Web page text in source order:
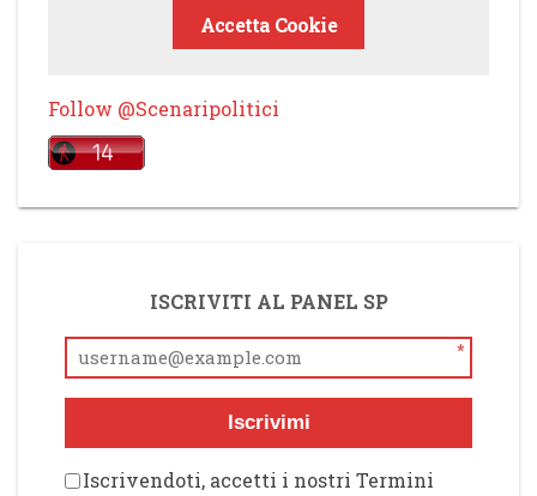
Accetta Cookie
Follow @Scenaripolitici
ISCRIVITI AL PANEL SP
*
Iscrivimi
Iscrivendoti, accetti i nostri Termini